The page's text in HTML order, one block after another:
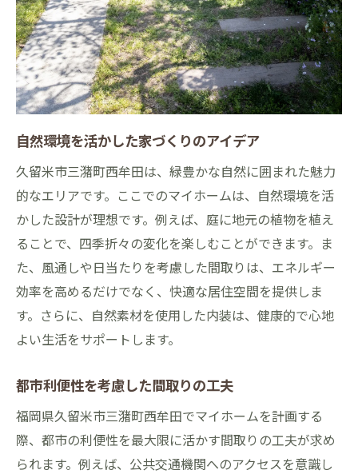
自然環境を活かした家づくりのアイデア
久留米市三潴町西牟田は、緑豊かな自然に囲まれた魅力
的なエリアです。ここでのマイホームは、自然環境を活
かした設計が理想です。例えば、庭に地元の植物を植え
ることで、四季折々の変化を楽しむことができます。ま
た、風通しや日当たりを考慮した間取りは、エネルギー
効率を高めるだけでなく、快適な居住空間を提供しま
す。さらに、自然素材を使用した内装は、健康的で心地
よい生活をサポートします。
都市利便性を考慮した間取りの工夫
福岡県久留米市三潴町西牟田でマイホームを計画する
際、都市の利便性を最大限に活かす間取りの工夫が求め
られます。例えば、公共交通機関へのアクセスを意識し